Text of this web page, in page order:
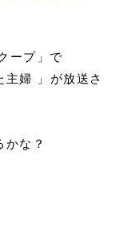
ープ」で
主婦 」が放送さ
な？